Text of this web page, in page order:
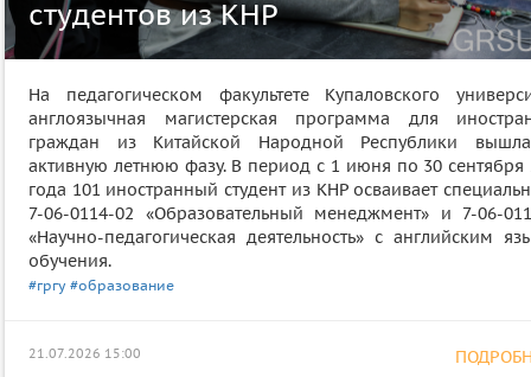
студентов из КНР
На педагогическом факультете Купаловского
англоязычная магистерская программа для
граждан из Китайской Народной Республики
активную летнюю фазу. В период с 1 июня по 30 сентября
года 101 иностранный студент из КНР осваивает
7-06-0114-02 «Образовательный менеджмент» и 7-06-
«Научно-педагогическая деятельность» с английским
обучения.
#гргу #образование
21.07.2026 15:00